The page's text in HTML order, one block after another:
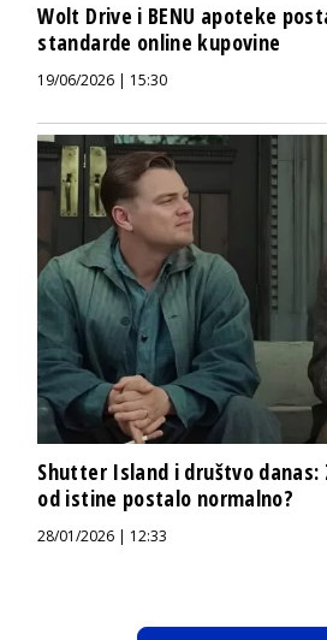
Wolt Drive i BENU apoteke
standarde online kupovine
19/06/2026 | 15:30
Shutter Island i društvo
od istine postalo normalno?
28/01/2026 | 12:33